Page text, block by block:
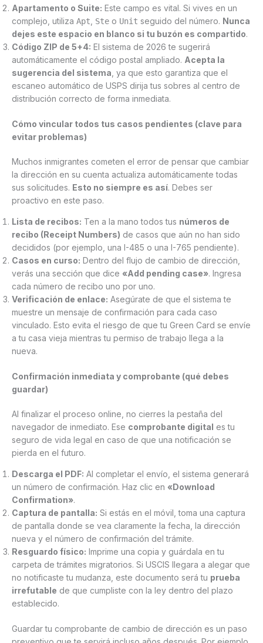
Apartamento o Suite: Este campo es vital. Si vives en un
complejo, utiliza Apt Ste o Unit seguido del número. Nunca
dejes este espacio en blanco si tu buzón es compartido.
Código ZIP de 5+4: El sistema de 2026 te sugerirá
automáticamente el código postal ampliado. Acepta la
sugerencia del sistema , ya que esto garantiza que el
escaneo automático de USPS dirija tus sobres al centro de
distribución correcto de forma inmediata.
Cómo vincular todos tus casos pendientes (clave para
evitar problemas)
Muchos inmigrantes cometen el error de pensar que cambiar
la dirección en su cuenta actualiza automáticamente todas
sus solicitudes. Esto no siempre es así. Debes ser
proactivo en este paso.
Lista de recibos: Ten a la mano todos tus números de
recibo (Receipt Numbers) de casos que aún no han sido
decididos (por ejemplo, una I-485 o una I-765 pendiente).
Casos en curso: Dentro del flujo de cambio de dirección,
verás una sección que dice «Add pending case». Ingresa
cada número de recibo uno por uno.
Verificación de enlace: Asegúrate de que el sistema te
muestre un mensaje de confirmación para cada caso
vinculado. Esto evita el riesgo de que tu Green Card se envíe
a tu casa vieja mientras tu permiso de trabajo llega a la
nueva.
Confirmación inmediata y comprobante (qué debes
guardar)
Al finalizar el proceso online, no cierres la pestaña del
navegador de inmediato. Ese comprobante digital es tu
seguro de vida legal en caso de que una notificación se
pierda en el futuro.
Descarga el PDF: Al completar el envío, el sistema generará
un número de confirmación. Haz clic en «Download
Confirmation».
Captura de pantalla: Si estás en el móvil, toma una captura
de pantalla donde se vea claramente la fecha, la dirección
nueva y el número de confirmación del trámite.
Resguardo físico: Imprime una copia y guárdala en tu
carpeta de trámites migratorios. Si USCIS llegara a alegar que
no notificaste tu mudanza, este documento será tu prueba
irrefutable de que cumpliste con la ley dentro del plazo
establecido.
Guardar tu comprobante de cambio de dirección es un paso